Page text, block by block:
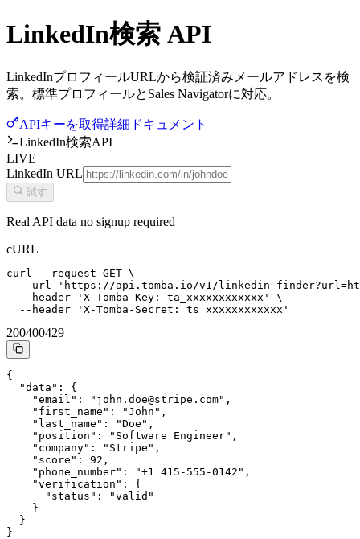
LinkedIn検索 API
LinkedInプロフィールURLから検証済みメールアドレスを検
索。標準プロフィールとSales Navigatorに対応。
APIキーを取得詳細ドキュメント
LinkedIn検索API
LIVE
LinkedIn URL
試す
Real API data no signup required
cURL
curl --request GET \
--url 'https://api.tomba.io/v1/linkedin-
  --header 'X-Tomba-Key: ta_xxxxxxxxxxxx' \
  --header 'X-Tomba-Secret: ts_xxxxxxxxxxxx'
200400429
{
  "data": {
    "email": "john.doe@stripe.com",
    "first_name": "John",
    "last_name": "Doe",
    "position": "Software Engineer",
    "company": "Stripe",
    "score": 92,
    "phone_number": "+1 415-555-0142",
    "verification": {
      "status": "valid"
    }
  }
}